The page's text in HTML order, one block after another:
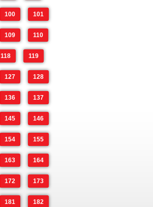
100 101
109 110
118 119
127 128
136 137
145 146
154 155
163 164
172 173
181 182